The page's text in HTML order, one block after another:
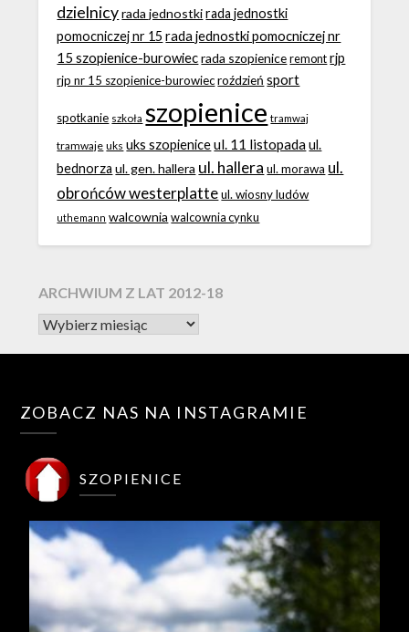
dzielnicy rada jednostki rada jednostki
pomocniczej nr 15 rada jednostki pomocniczej nr
15 szopienice-burowiec rada szopienice remont rjp
rjp nr 15 szopienice-burowiec roździeń sport
spotkanie szkoła szopienice tramwaj
tramwaje uks uks szopienice ul. 11 listopada ul.
bednorza ul. gen. hallera ul. hallera ul. morawa ul.
obrońców westerplatte ul. wiosny ludów
uthemann walcownia walcownia cynku
ARCHWIUM Z LAT 2012-18
ZOBACZ NAS NA INSTAGRAMIE
SZOPIENICE